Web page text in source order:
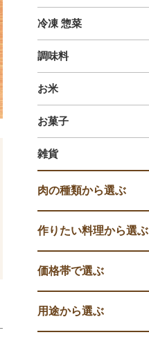
冷凍 惣菜
調味料
お米
お菓子
雑貨
肉の種類から選ぶ
作りたい料理から選ぶ
価格帯で選ぶ
用途から選ぶ